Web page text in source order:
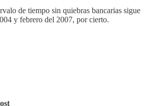
de tiempo sin quiebras bancarias sigue
y febrero del 2007, por cierto.